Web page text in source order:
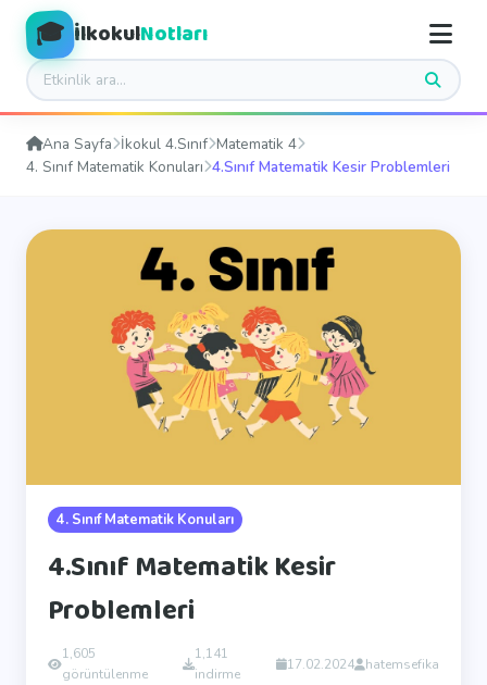
🎓 İlkokulNotları
Ana Sayfa İkokul 4.Sınıf Matematik 4
4. Sınıf Matematik Konuları 4.Sınıf Matematik Kesir Problemleri
4. Sınıf Matematik Konuları
4.Sınıf Matematik Kesir
Problemleri
1,605
görüntülenme
1,141
indirme
17.02.2024 hatemsefika